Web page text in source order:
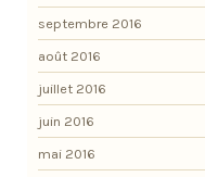
septembre 2016
août 2016
juillet 2016
juin 2016
mai 2016